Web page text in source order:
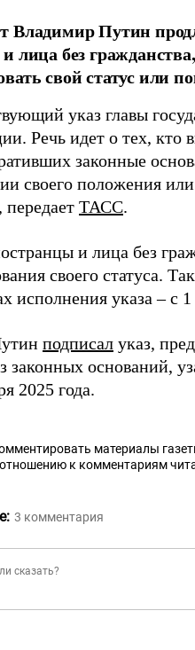
Владимир Путин
и лица без
свой статус или
указ главы
Речь идет о тех, кто
законные
своего положения
передает ТАСС.
и лица без
своего статуса.
исполнения указа – с
подписал указ,
законных оснований,
2025 года.
материалы
к комментариям
3 комментария